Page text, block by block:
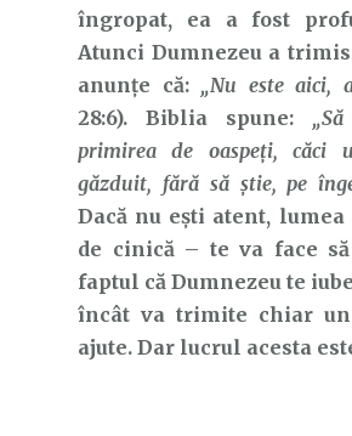
îngropat, ea a fost
Atunci Dumnezeu a
anunțe că: „Nu este aici,
28:6). Biblia spune:
primirea de oaspeţi, căci
găzduit, fără să ştie, pe
Dacă nu ești atent,
de cinică – te va face
faptul că Dumnezeu te
încât va trimite chiar
ajute. Dar lucrul acesta